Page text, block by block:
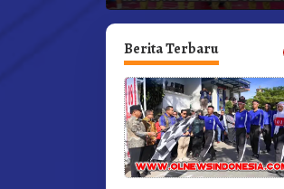
Pertandingan Olahraga
Berita Terbaru